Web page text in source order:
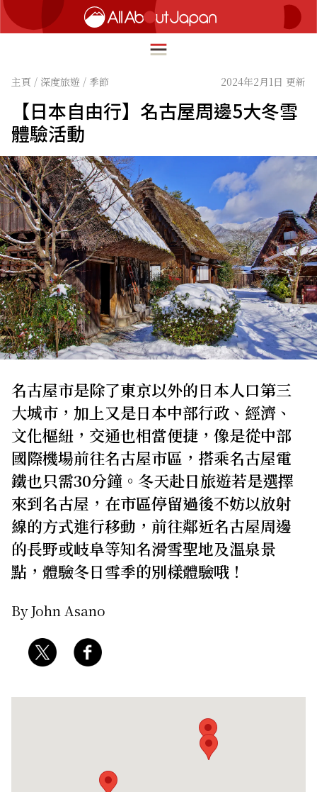
English
简体中文
繁體中文
ภาษาไทย
한국어
日本語
HOME
深度旅遊
美食尋味
流行文化
創新趨勢
在地故事
關於我們 網站政策
主頁 / 深度旅遊 / 季節 2024年2月1日 更新
【日本自由行】名古屋周邊5大冬雪
體驗活動
名古屋市是除了東京以外的日本人口第三
大城市，加上又是日本中部行政、經濟、
文化樞紐，交通也相當便捷，像是從中部
國際機場前往名古屋市區，搭乘名古屋電
鐵也只需30分鐘。冬天赴日旅遊若是選擇
來到名古屋，在市區停留過後不妨以放射
線的方式進行移動，前往鄰近名古屋周邊
的長野或岐阜等知名滑雪聖地及溫泉景
點，體驗冬日雪季的別樣體驗哦！
By John Asano